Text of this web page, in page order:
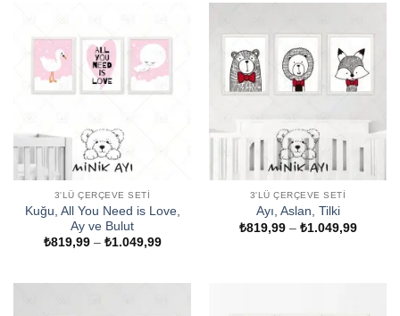
3'LÜ ÇERÇEVE SETI
Kuğu, All You Need is Love,
Ay ve Bulut
₺819,99 – ₺1.049,99Fiyat
3'LÜ ÇERÇEVE SETI
Ayı, Aslan, Tilki
₺819,99 – ₺1.049,99Fiyat